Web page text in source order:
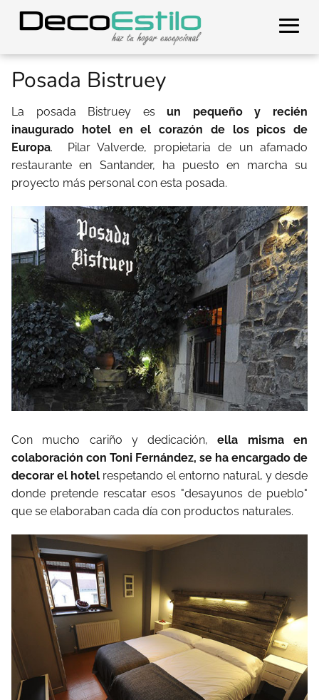
Posada Bistruey
La posada Bistruey esun pequeño y recién
inaugurado hotel en el corazón de los picos de
Europa.
Pilar Valverde, propietaria de un afamado
restaurante en Santander, ha puesto en marcha su
proyecto más personal con esta posada.
Con mucho cariño y dedicación, ella misma en
colaboración con Toni Fernández, se ha encargado de
decorar el hotel respetando el entorno natural, y desde
donde pretende rescatar esos "desayunos de pueblo"
que se elaboraban cada día con productos naturales.